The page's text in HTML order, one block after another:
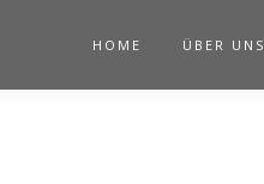
HOME ÜBER UNS